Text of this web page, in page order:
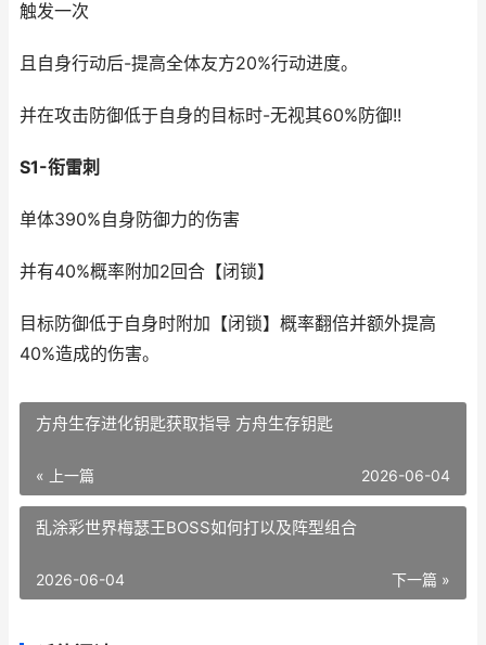
触发一次
且自身行动后-提高全体友方20%行动进度。
并在攻击防御低于自身的目标时-无视其60%防御!!
S1-衔雷刺
单体390%自身防御力的伤害
并有40%概率附加2回合【闭锁】
目标防御低于自身时附加【闭锁】概率翻倍并额外提高
40%造成的伤害。
方舟生存进化钥匙获取指导 方舟生存钥匙
« 上一篇 2026-06-04
乱涂彩世界梅瑟王BOSS如何打以及阵型组合
下一篇 »
2026-06-04